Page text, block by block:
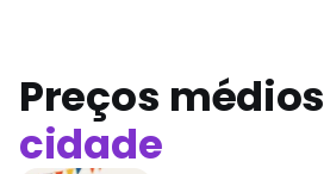
Preços médios
cidade